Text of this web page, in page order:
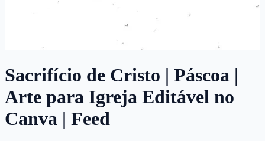
Sacrifício de Cristo | Páscoa |
Arte para Igreja Editável no
Canva | Feed